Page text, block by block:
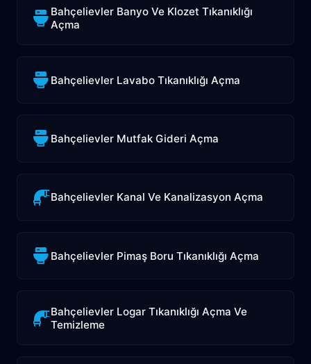
Bahçelievler Banyo Ve Klozet Tıkanıklığı
Açma
Bahçelievler Lavabo Tıkanıklığı Açma
Bahçelievler Mutfak Gideri Açma
Bahçelievler Kanal Ve Kanalizasyon Açma
Bahçelievler Pimaş Boru Tıkanıklığı Açma
Bahçelievler Logar Tıkanıklığı Açma Ve
Temizleme